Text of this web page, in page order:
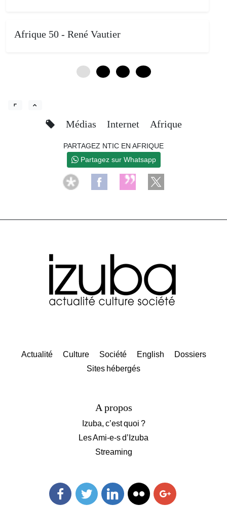
Afrique 50 - René Vautier
Médias Internet Afrique
PARTAGEZ NTIC EN AFRIQUE
Partagez sur Whatsapp
Actualité Culture Société English
Dossiers
Sites hébergés
A propos
Izuba, c’est quoi ?
Les Ami-e-s d’Izuba
Streaming